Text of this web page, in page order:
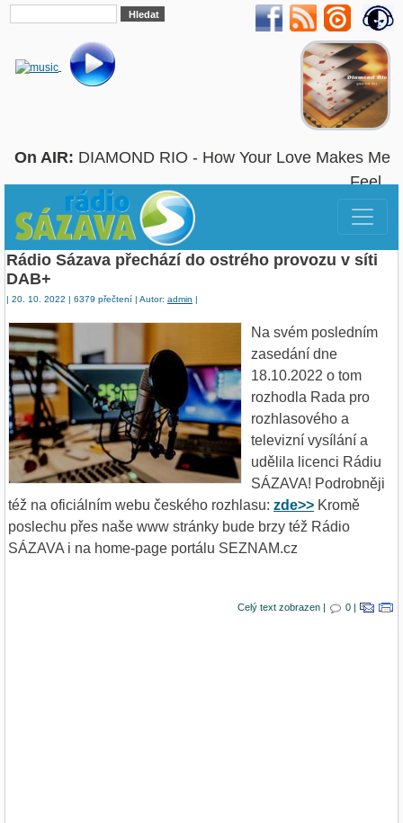
On AIR: DIAMOND RIO - How Your Love Makes Me
Feel
Rádio Sázava přechází do ostrého provozu v síti
DAB+
| 20. 10. 2022 | 6379 přečtení | Autor: admin |
Na svém posledním
zasedání dne
18.10.2022 o tom
rozhodla Rada pro
rozhlasového a
televizní vysílání a
udělila licenci Rádiu
SÁZAVA! Podrobněji
též na oficiálním webu českého rozhlasu: zde>> Kromě
poslechu přes naše www stránky bude brzy též Rádio
SÁZAVA i na home-page portálu SEZNAM.cz
Celý text zobrazen | 0 |